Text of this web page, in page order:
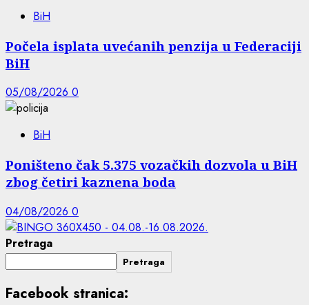
BiH
Počela isplata uvećanih penzija u Federaciji
BiH
05/08/2026 0
BiH
Poništeno čak 5.375 vozačkih dozvola u BiH
zbog četiri kaznena boda
04/08/2026 0
Pretraga
Pretraga
Facebook stranica: